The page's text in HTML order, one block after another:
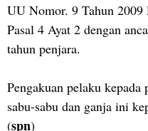
UU Nomor. 9 Tahun 2009
Pasal 4 Ayat 2 dengan
tahun penjara.
Pengakuan pelaku
sabu-sabu dan ganja ini
(spn)